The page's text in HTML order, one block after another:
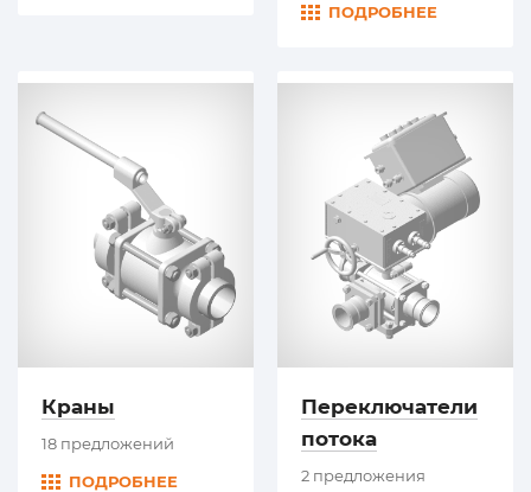
ПОДРОБНЕЕ
Краны
18 предложений
ПОДРОБНЕЕ
Переключатели
потока
2 предложения